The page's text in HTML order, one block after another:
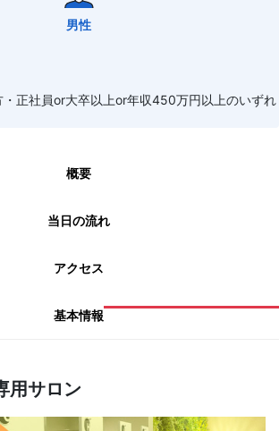
男性
正社員or大卒以上or年収450万円以上のいずれ
概要
当日の流れ
アクセス
基本情報
用サロン